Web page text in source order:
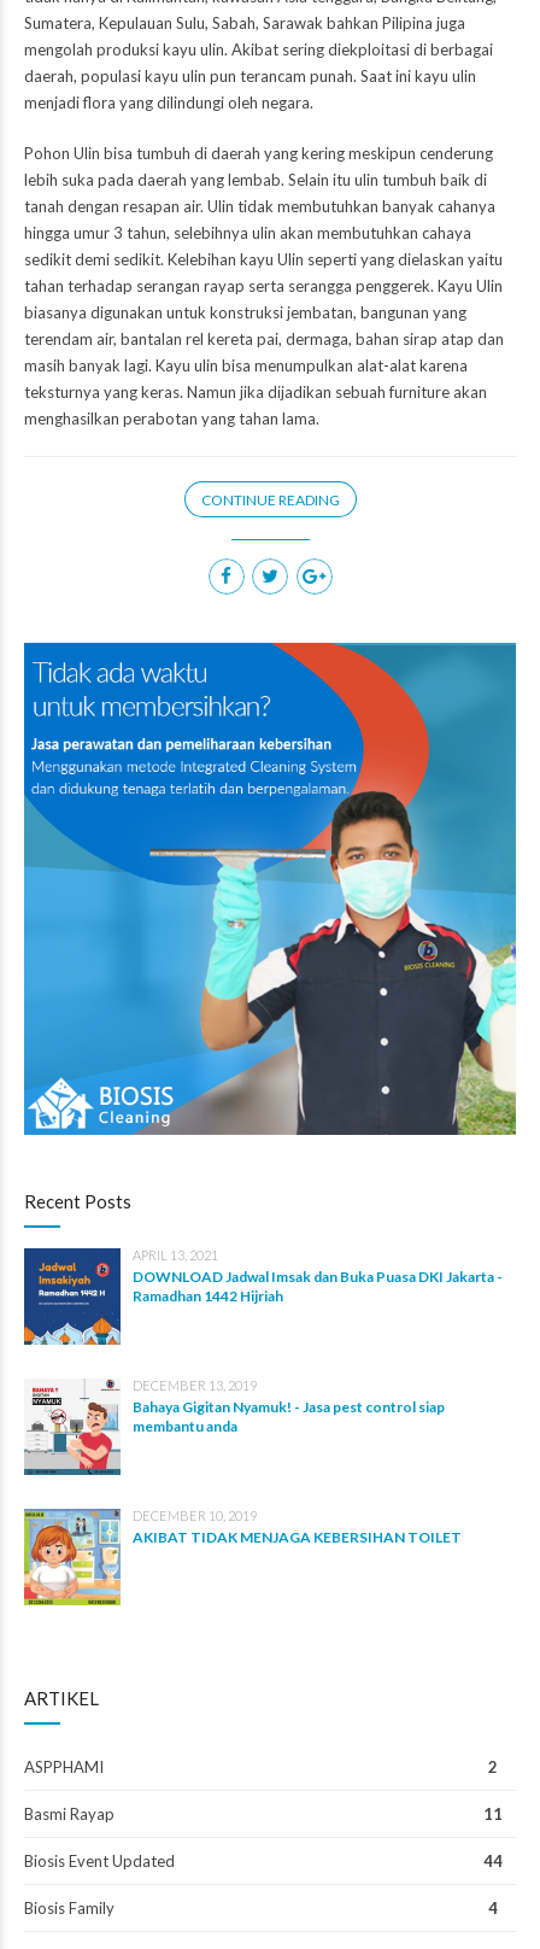
Sumatera, Kepulauan Sulu, Sabah, Sarawak bahkan Pilipina juga
mengolah produksi kayu ulin. Akibat sering diekploitasi di berbagai
daerah, populasi kayu ulin pun terancam punah. Saat ini kayu ulin
menjadi flora yang dilindungi oleh negara.
Pohon Ulin bisa tumbuh di daerah yang kering meskipun cenderung
lebih suka pada daerah yang lembab. Selain itu ulin tumbuh baik di
tanah dengan resapan air. Ulin tidak membutuhkan banyak cahanya
hingga umur 3 tahun, selebihnya ulin akan membutuhkan cahaya
sedikit demi sedikit. Kelebihan kayu Ulin seperti yang dielaskan yaitu
tahan terhadap serangan rayap serta serangga penggerek. Kayu Ulin
biasanya digunakan untuk konstruksi jembatan, bangunan yang
terendam air, bantalan rel kereta pai, dermaga, bahan sirap atap dan
masih banyak lagi. Kayu ulin bisa menumpulkan alat-alat karena
teksturnya yang keras. Namun jika dijadikan sebuah furniture akan
menghasilkan perabotan yang tahan lama.
CONTINUE READING
Recent Posts
APRIL 13, 2021
DOWNLOAD Jadwal Imsak dan Buka Puasa DKI Jakarta -
Ramadhan 1442 Hijriah
DECEMBER 13, 2019
Bahaya Gigitan Nyamuk! - Jasa pest control siap
membantu anda
DECEMBER 10, 2019
AKIBAT TIDAK MENJAGA KEBERSIHAN TOILET
ARTIKEL
ASPPHAMI 2
Basmi Rayap 11
Biosis Event Updated 44
Biosis Family 4